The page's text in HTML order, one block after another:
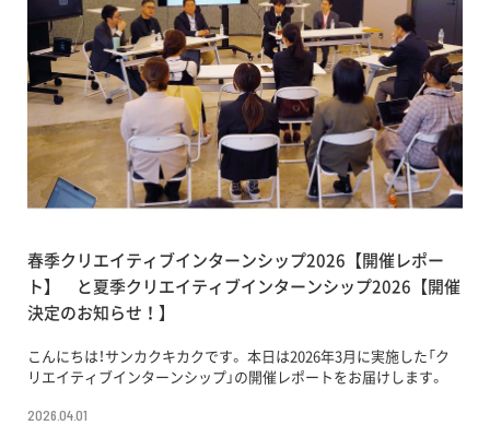
春季クリエイティブインターンシップ2026【開催レポー
ト】 と夏季クリエイティブインターンシップ2026【開催
決定のお知らせ！】
こんにちは！サンカクキカクです。 本日は2026年3月に実施した「ク
リエイティブインターンシップ」の開催レポートをお届けします。
2026.04.01